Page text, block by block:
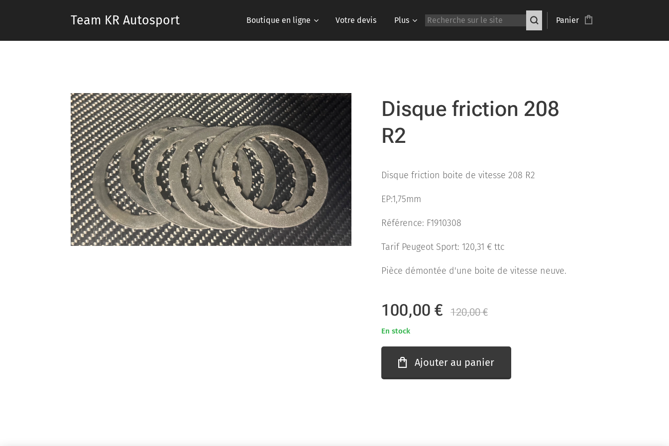
Team KR Autosport Boutique en ligne Votre devis Plus Panier
Disque friction 208
R2
Disque friction boite de vitesse 208 R2
EP:1,75mm
Référence: F1910308
Tarif Peugeot Sport: 120,31 € ttc
Pièce démontée d'une boite de vitesse neuve.
100,00 € 120,00€
En stock
Ajouter au panier